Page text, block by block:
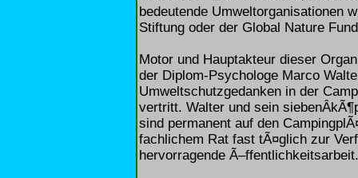
bedeutende Umweltorganisationen
Stiftung oder der Global Nature
Motor und Hauptakteur dieser
der Diplom-Psychologe Marco
Umweltschutzgedanken in der
vertritt. Walter und sein
sind permanent auf den
fachlichem Rat fast tÃ¤glich zur
hervorragende Ã–ffentlichkeitsarbeit.